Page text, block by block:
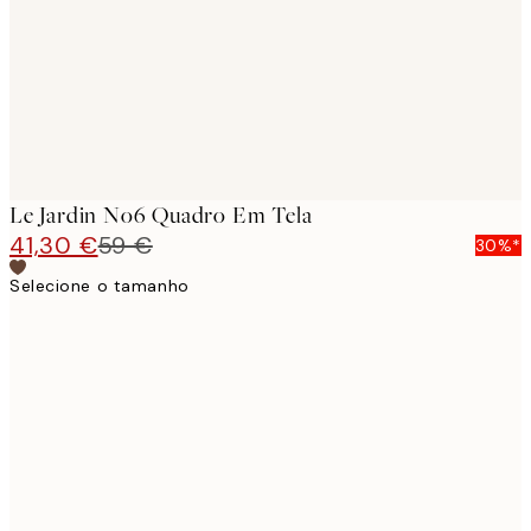
Le Jardin No6 Quadro Em Tela
41,30 €59 €
30%*
Selecione o tamanho